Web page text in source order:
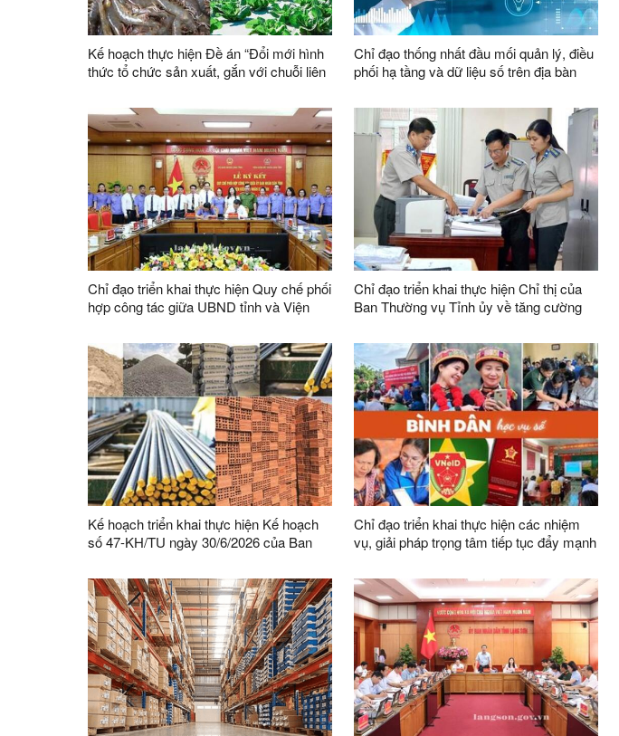
Kế hoạch thực hiện Đề án “Đổi mới hình
thức tổ chức sản xuất, gắn với chuỗi liên
dựng thương hiệu trong lĩnh vực nông
lâm nghiệp giai đoạn 2026 - 2030”
Chỉ đạo thống nhất đầu mối quản lý, điều
phối hạ tầng và dữ liệu số trên địa bàn
Chỉ đạo triển khai thực hiện Quy chế phối
hợp công tác giữa UBND tỉnh và Viện
Chỉ đạo triển khai thực hiện Chỉ thị của
Ban Thường vụ Tỉnh ủy về tăng cường
hành án dân sự, thi hành án hành chính
trên địa bàn tỉnh
Kế hoạch triển khai thực hiện Kế hoạch
số 47-KH/TU ngày 30/6/2026 của Ban
03-CT/TW ngày 03/02/2026 của Ban Bí
thư về tăng cường sự lãnh đạo của Đảng
đối với công tác quản lý, phát triển vật
liệu xây dựng trong giai đoạn mới
Chỉ đạo triển khai thực hiện các nhiệm
vụ, giải pháp trọng tâm tiếp tục đẩy mạnh
bàn tỉnh